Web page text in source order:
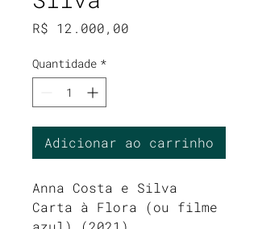
R$ 12.000,00
Quantidade *
Adicionar ao carrinho
Anna Costa e Silva
Carta à Flora (ou filme